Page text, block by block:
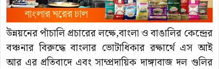
উন্নয়নের পাঁচালি প্রচারের লক্ষে,বাংলা ও বাঙালির কেন্দ্রের
বঞ্চনার বিরুদ্ধে বাংলার ভোটাধিকার রক্ষার্থে এস আই
আর এর প্রতিবাদে এবং সাম্প্রদায়িক দাঙ্গাবাজ দল গুলির